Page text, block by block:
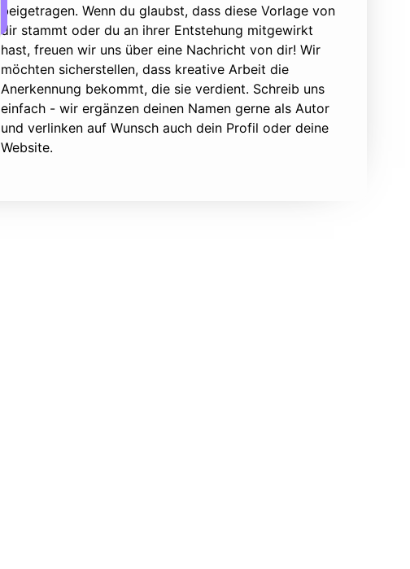
beigetragen. Wenn du glaubst, dass diese Vorlage von
dir stammt oder du an ihrer Entstehung mitgewirkt
hast, freuen wir uns über eine Nachricht von dir! Wir
möchten sicherstellen, dass kreative Arbeit die
Anerkennung bekommt, die sie verdient. Schreib uns
einfach - wir ergänzen deinen Namen gerne als Autor
und verlinken auf Wunsch auch dein Profil oder deine
Website.